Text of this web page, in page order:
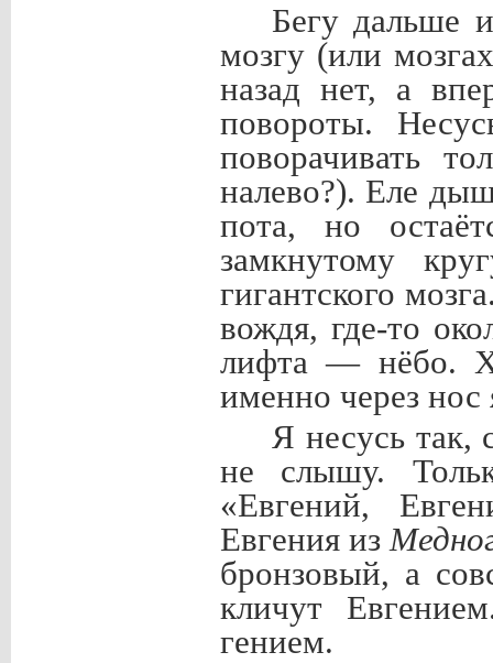
Бегу дальше
мозгу (или
назад нет, а
повороты.
поворачивать
налево?). Еле
пота, но
замкнутому
гигантского
вождя, где-то
лифта — нёбо.
именно через нос
Я несусь так,
не слышу.
«Евгений,
Евгения из
бронзовый, а
кличут
гением.